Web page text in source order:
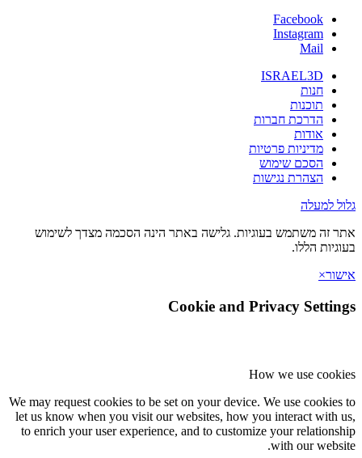
Facebook
Instagram
Mail
ISRAEL3D
חנות
תוכנות
הדרכת חברות
אודות
מדיניות פרטיות
הסכם שימוש
הצהרת נגישות
גלול למעלה
אתר זה משתמש בעוגיות. גלישה באתר הינה הסכמה מצדך לשימוש
בעוגיות הללו.
אישור×
Cookie and Privacy Settings
How we use cookies
We may request cookies to be set on your device. We use cookies to
let us know when you visit our websites, how you interact with us,
to enrich your user experience, and to customize your relationship
with our website.